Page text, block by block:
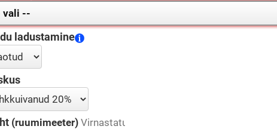
ladustamine
(ruumimeeter)